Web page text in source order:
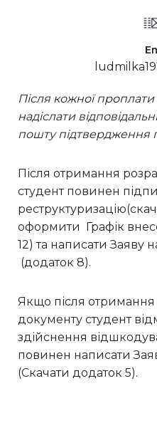
Після кожної
надіслати
пошту підтвердження
Після отримання
студент повинен
оформити Графік
12) та написати Заяву
(додаток 8).
Якщо після отримання
документу студент
здійснення
повинен написати
(Скачати додаток 5).